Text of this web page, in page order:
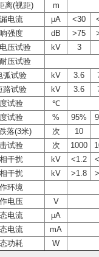
离(视距) m
电流 μA <30
强度 dB >75
压试验 kV 3
压试验
弧试验 kV 3.6
路试验 kV 3.6
试验 ℃
试验 % 95%
落(3米) 次 10
试验 次 1000
干扰 kV <1.2
干扰 kV >1.8
环境
电压 V
电流 μA
电流 mA
功耗 W